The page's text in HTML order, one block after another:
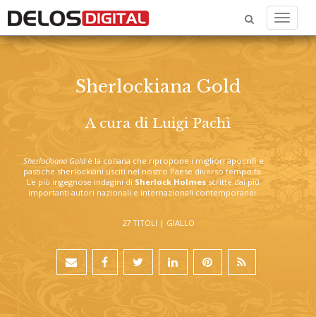
Menu
Sherlockiana Gold
A cura di Luigi Pachì
Sherlockiana Goldè la collana che ripropone i migliori apocrifi e
pastiche sherlockiani usciti nel nostro Paese diverso tempo fa.
Le più ingegnose indagini di Sherlock Holmes scritte dai più
importanti autori nazionali e internazionali contemporanei.
27 TITOLI | GIALLO